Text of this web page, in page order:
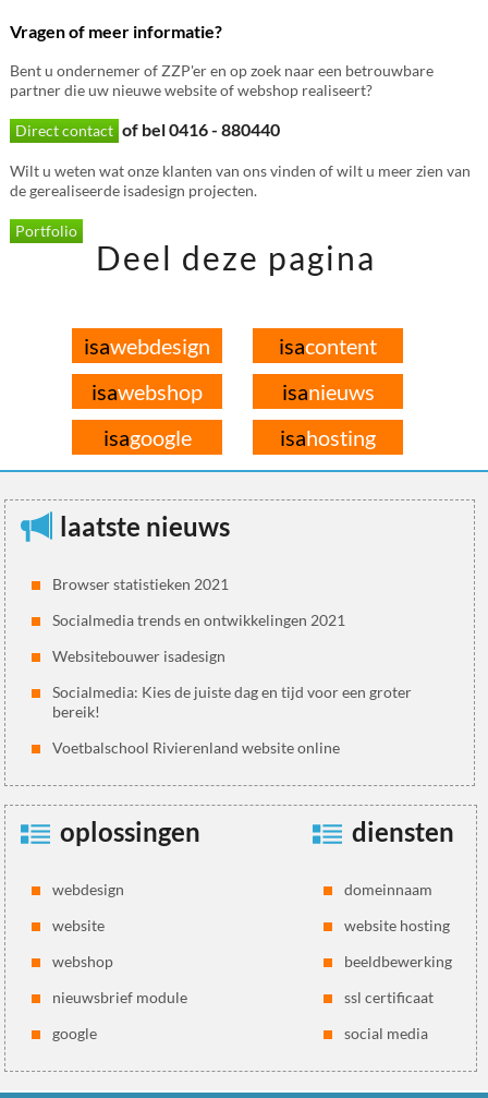
Vragen of meer informatie?
Bent u ondernemer of ZZP'er en op zoek naar een betrouwbare
partner die uw nieuwe website of webshop realiseert?
Direct contact of bel 0416 - 880440
Wilt u weten wat onze klanten van ons vinden of wilt u meer zien van
de gerealiseerde isadesign projecten.
Portfolio
Deel deze pagina
isawebdesign isacontent
isawebshop isanieuws
isagoogle isahosting
laatste nieuws
Browser statistieken 2021
Socialmedia trends en ontwikkelingen 2021
Websitebouwer isadesign
Socialmedia: Kies de juiste dag en tijd voor een groter
bereik!
Voetbalschool Rivierenland website online
oplossingen
webdesign
website
webshop
nieuwsbrief module
google
diensten
domeinnaam
website hosting
beeldbewerking
ssl certificaat
social media